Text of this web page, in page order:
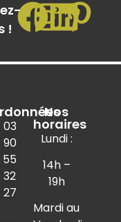
!
03
90
55
32
27
Nos
horaires
Lundi :
14h –
19h
Mardi au